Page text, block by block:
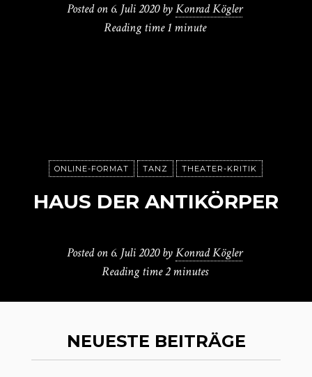
Posted on 6. Juli 2020 byKonrad Kögler
Reading time1 minute
ONLINE-FORMAT TANZ THEATER-KRITIK
HAUS DER ANTIKÖRPER
Posted on 6. Juli 2020 byKonrad Kögler
Reading time2 minutes
NEUESTE BEITRÄGE